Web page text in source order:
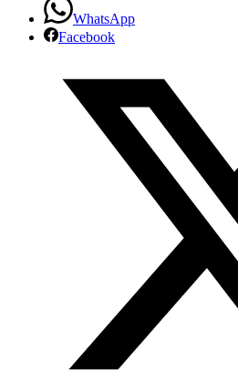
WhatsApp
Facebook